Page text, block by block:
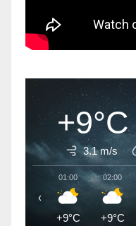
+9°C
3.1 m/s
01:00
+9°C
02:00
+9°C
‹